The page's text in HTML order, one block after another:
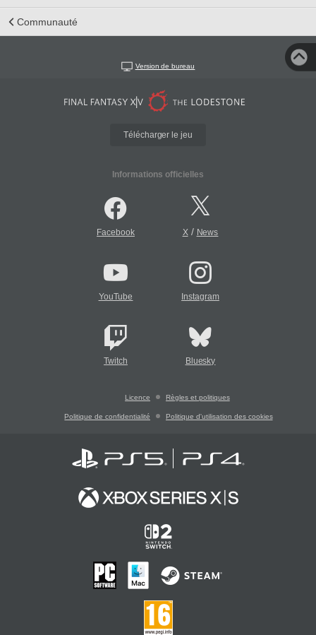
Communauté
Version de bureau
Télécharger le jeu
Informations officielles
Facebook X/ News
YouTube Instagram
Twitch Bluesky
Licence Règles et politiques
Politique de confidentialité Politique d'utilisation des cookies